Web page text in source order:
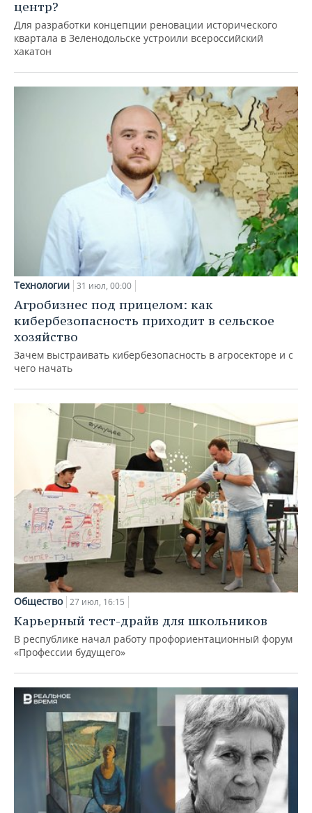
центр?
Для разработки концепции реновации исторического
квартала в Зеленодольске устроили всероссийский
хакатон
Технологии 31 июл, 00:00
Агробизнес под прицелом: как
кибербезопасность приходит в сельское
хозяйство
Зачем выстраивать кибербезопасность в агросекторе и с
чего начать
Общество 27 июл, 16:15
Карьерный тест-драйв для школьников
В республике начал работу профориентационный форум
«Профессии будущего»